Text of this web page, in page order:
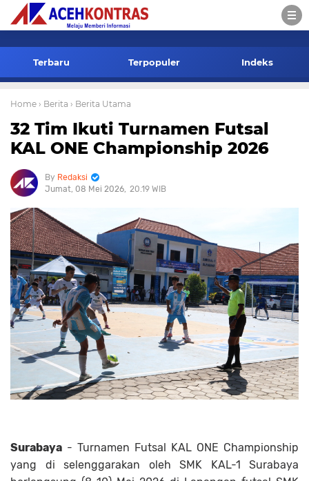
Terbaru Terpopuler Indeks
Home › Berita › Berita Utama
32 Tim Ikuti Turnamen Futsal
KAL ONE Championship 2026
Redaksi
Jumat, 08 Mei 2026 20.19 WIB
Surabaya - Turnamen Futsal KAL ONE Championship
yang di selenggarakan oleh SMK KAL-1 Surabaya